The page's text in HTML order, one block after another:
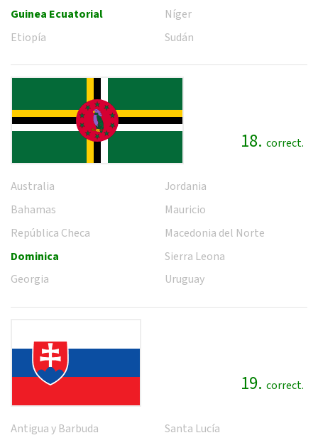
Guinea Ecuatorial
Etiopía
Níger
Sudán
18. correct.
Australia
Bahamas
República Checa
Dominica
Georgia
Jordania
Mauricio
Macedonia del Norte
Sierra Leona
Uruguay
19. correct.
Antigua y Barbuda
Santa Lucía